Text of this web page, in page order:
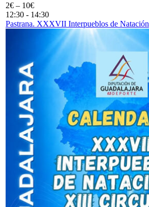
2€ – 10€
12:30 - 14:30
Pastrana. XXXVII Interpueblos de Natación